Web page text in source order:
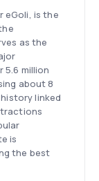
eGoli, is the
as the
5.6 million
about 8
linked
is
the best